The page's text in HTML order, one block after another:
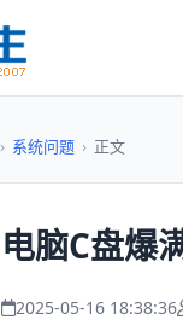
› 系统问题 › 正文
电脑C盘爆
2025-05-16 18:38:36